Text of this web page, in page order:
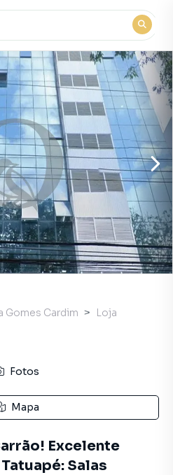
Gomes Cardim
Loja
Fotos
Mapa
Excelente
Salas